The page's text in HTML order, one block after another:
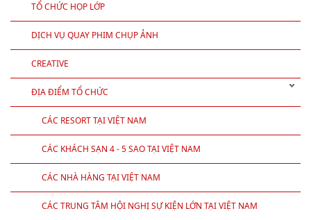
TỔ CHỨC HỌP LỚP
DỊCH VỤ QUAY PHIM CHỤP ẢNH
CREATIVE
ĐỊA ĐIỂM TỔ CHỨC
CÁC RESORT TẠI VIỆT NAM
CÁC KHÁCH SẠN 4 - 5 SAO TẠI VIỆT NAM
CÁC NHÀ HÀNG TẠI VIỆT NAM
CÁC TRUNG TÂM HỘI NGHỊ SỰ KIỆN LỚN TẠI VIỆT NAM